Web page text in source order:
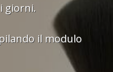
giorni.
il modulo